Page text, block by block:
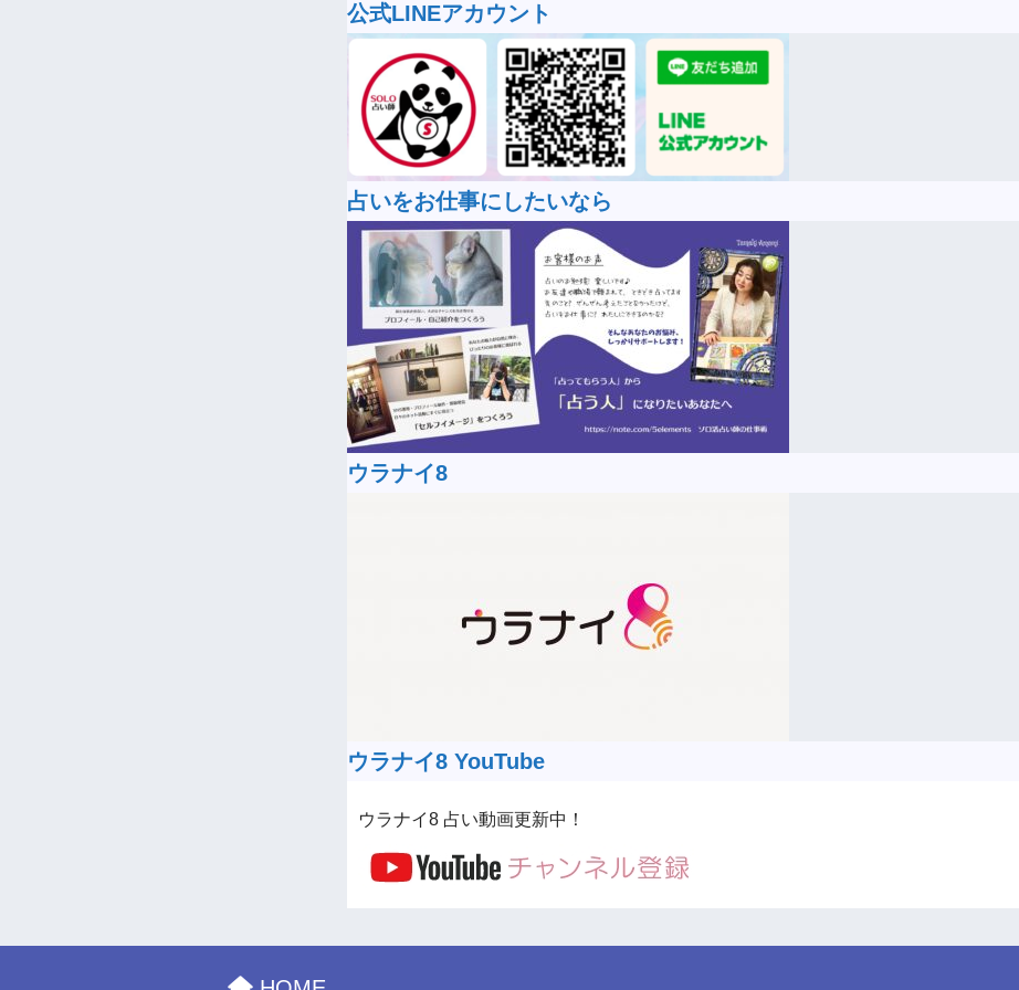
公式LINEアカウント
占いをお仕事にしたいなら
ウラナイ8
ウラナイ8 YouTube
ウラナイ8 占い動画更新中！